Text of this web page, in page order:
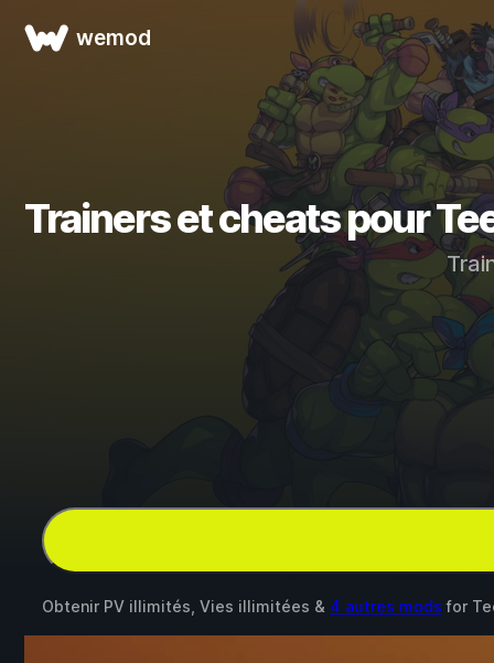
wemod
Trainers et cheats pour
Obtenir PV illimités, Vies illimitées & 4 autres mods for